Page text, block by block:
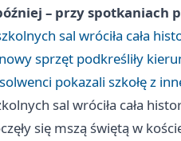
– przy
sal wróciła cała
sprzęt podkreśliły
pokazali szkołę z
sal wróciła cała
się mszą świętą w